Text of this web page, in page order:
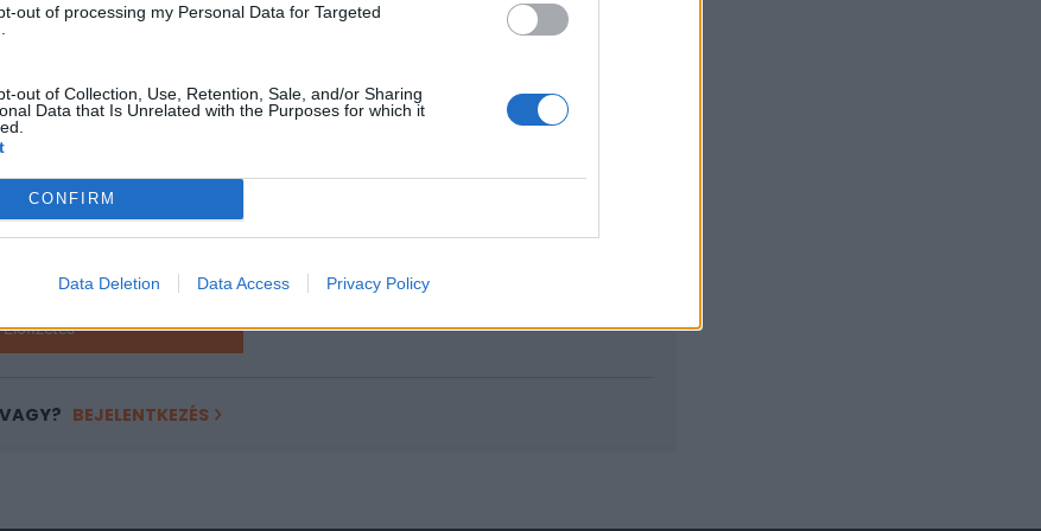
out of processing my Personal Data for Targeted
out of Collection, Use, Retention, Sale, and/or Sharing
Data that Is Unrelated with the Purposes for which it
CONFIRM
Data Deletion Data Access Privacy Policy
hírarchívumához tartozik, melynek olvasása előfizetéses
tartalmazza:
cikkarchívum
elmúlt 2 év napon belüli
Előfizetés
BEJELENTKEZÉS